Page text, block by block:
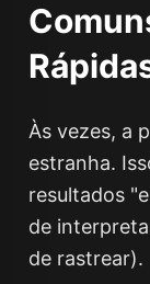
Às vezes, a
estranha.
resultados
de
de rastrear).